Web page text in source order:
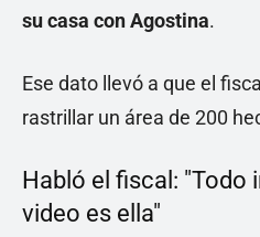
su casa con Agostina.
Ese dato llevó a que el
rastrillar un área de 200
Habló el fiscal: "Todo
video es ella"